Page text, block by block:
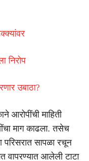
निरोप
उबाठा?
आरोपींची माहिती
माग काढला. तसेच
परिसरात सापळा रचून
वापरण्यात आलेली टाटा